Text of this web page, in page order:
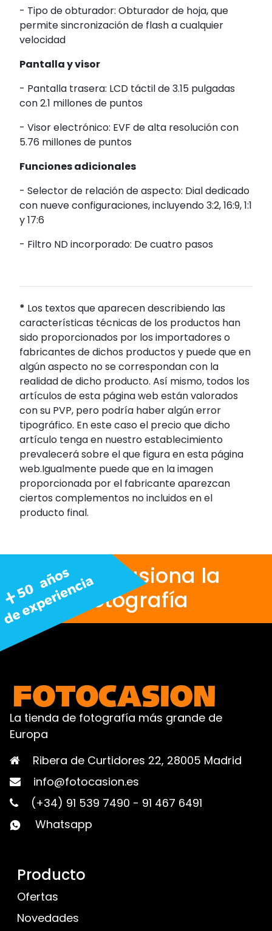
- Tipo de obturador: Obturador de hoja, que
permite sincronización de flash a cualquier
velocidad
Pantalla y visor
- Pantalla trasera: LCD táctil de 3.15 pulgadas
con 2.1 millones de puntos
- Visor electrónico: EVF de alta resolución con
5.76 millones de puntos
Funciones adicionales
- Selector de relación de aspecto: Dial dedicado
con nueve configuraciones, incluyendo 3:2, 16:9, 1:1
y 17:6
- Filtro ND incorporado: De cuatro pasos
* Los textos que aparecen describiendo las
características técnicas de los productos han
sido proporcionados por los importadores o
fabricantes de dichos productos y puede que en
algún aspecto no se correspondan con la
realidad de dicho producto. Así mismo, todos los
artículos de esta página web están valorados
con su PVP, pero podría haber algún error
tipográfico. En este caso el precio que dicho
artículo tenga en nuestro establecimiento
prevalecerá sobre el que figura en esta página
web.Igualmente puede que en la imagen
proporcionada por el fabricante aparezcan
ciertos complementos no incluidos en el
producto final.
Nos apasiona la
fotografía
La tienda de fotografía más grande de
Europa
Ribera de Curtidores 22, 28005 Madrid
info@fotocasion.es
(+34) 91 539 7490 - 91 467 6491
Whatsapp
Producto
Ofertas
Novedades